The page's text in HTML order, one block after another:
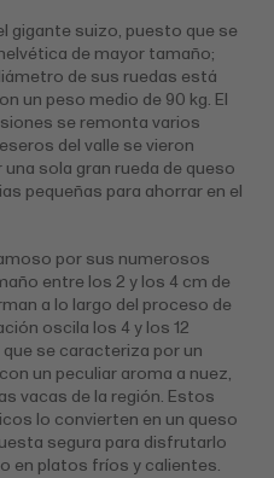
gigante suizo, puesto que se
de mayor tamaño;
de sus ruedas está
un peso medio de 90 kg. El
se remonta varios
del valle se vieron
sola gran rueda de queso
pequeñas para ahorrar en el
por sus numerosos
entre los 2 y los 4 cm de
a lo largo del proceso de
oscila los 4 y los 12
se caracteriza por un
un peculiar aroma a nuez,
vacas de la región. Estos
lo convierten en un queso
segura para disfrutarlo
en platos fríos y calientes.